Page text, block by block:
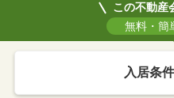
この不動産
無料・簡
入居条件